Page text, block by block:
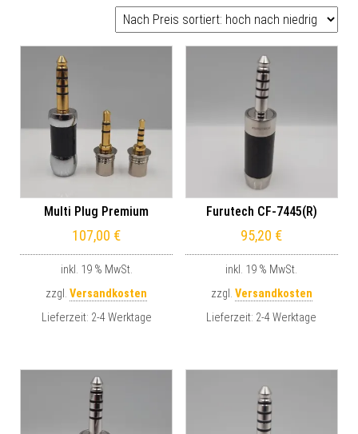
Multi Plug Premium
107,00 €
inkl. 19 % MwSt.
zzgl.Versandkosten
Lieferzeit: 2-4 Werktage
Furutech CF-7445(R)
95,20 €
inkl. 19 % MwSt.
zzgl. Versandkosten
Lieferzeit: 2-4 Werktage